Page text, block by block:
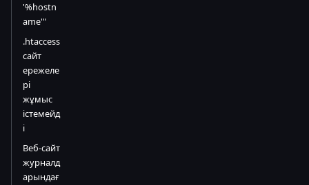
'%hostn
ame'"
.htaccess
сайт
ережеле
рі
жұмыс
істемейд
і
Веб-сайт
журналд
арындағ